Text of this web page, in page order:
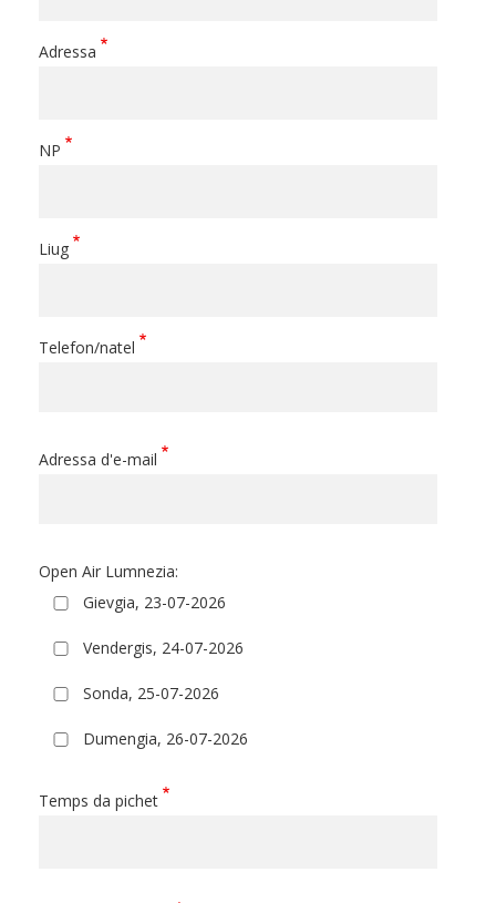
Adressa
Adressa
NP
Liug
Telefon/natel
Adressa d'e-mail
Open Air Lumnezia:
Gievgia, 23-07-2026
Vendergis, 24-07-2026
Sonda, 25-07-2026
Dumengia, 26-07-2026
Temps da pichet